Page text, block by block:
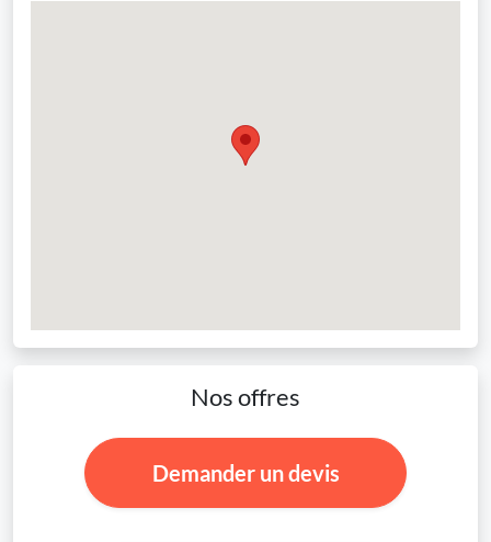
Nos offres
Demander un devis